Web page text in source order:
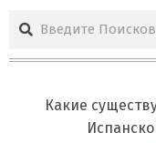
Поиск
Какие